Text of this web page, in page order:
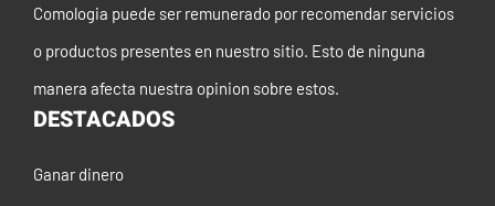
Comologia puede ser remunerado por recomendar servicios
o productos presentes en nuestro sitio. Esto de ninguna
manera afecta nuestra opinion sobre estos.
DESTACADOS
Ganar dinero